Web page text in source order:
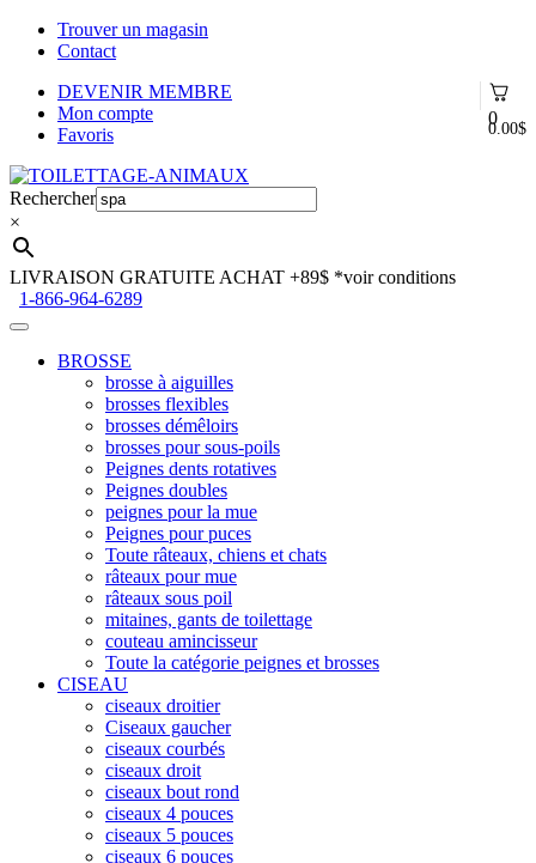
Trouver un magasin
Contact
0
0.00$
DEVENIR MEMBRE
Mon compte
Favoris
Aller
à
la
navigation
Aller
au
contenu
Rechercher
×
LIVRAISON GRATUITE ACHAT +89$ *voir conditions
1-866-964-6289
BROSSE
brosse à aiguilles
brosses flexibles
brosses démêloirs
brosses pour sous-poils
Peignes dents rotatives
Peignes doubles
peignes pour la mue
Peignes pour puces
Toute râteaux, chiens et chats
râteaux pour mue
râteaux sous poil
mitaines, gants de toilettage
couteau amincisseur
Toute la catégorie peignes et brosses
CISEAU
ciseaux droitier
Ciseaux gaucher
ciseaux courbés
ciseaux droit
ciseaux bout rond
ciseaux 4 pouces
ciseaux 5 pouces
ciseaux 6 pouces